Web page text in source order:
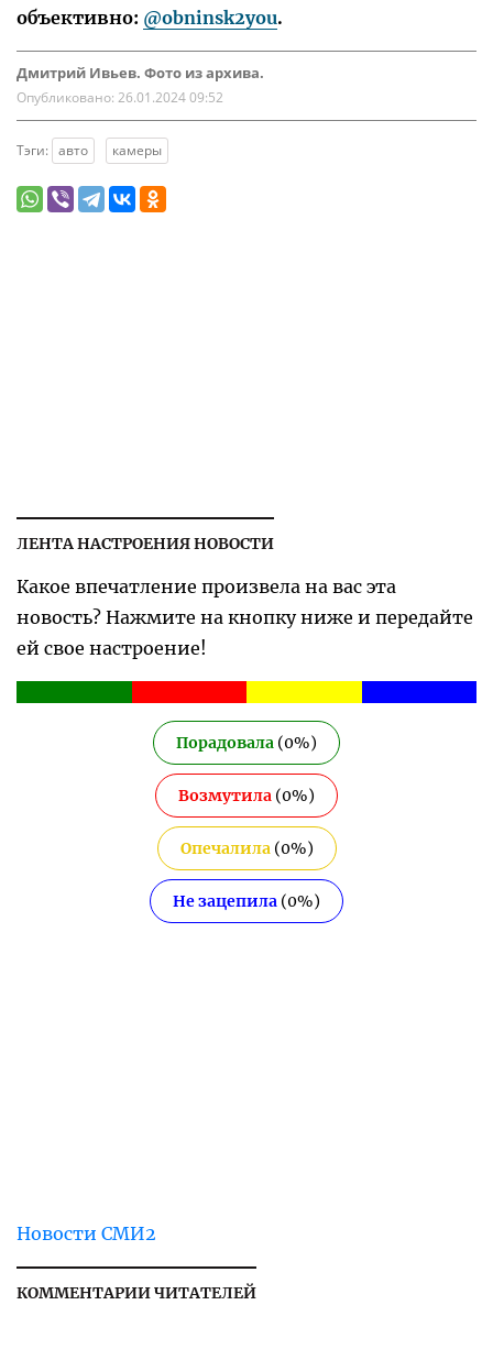
объективно: @obninsk2you.
Дмитрий Ивьев. Фото из архива.
Опубликовано: 26.01.2024 09:52
Тэги: авто камеры
ЛЕНТА НАСТРОЕНИЯ НОВОСТИ
Какое впечатление произвела на вас эта
новость? Нажмите на кнопку ниже и передайте
ей свое настроение!
Порадовала (0%)
Возмутила (0%)
Опечалила(0%)
Не зацепила (0%)
Новости СМИ2
КОММЕНТАРИИ ЧИТАТЕЛЕЙ